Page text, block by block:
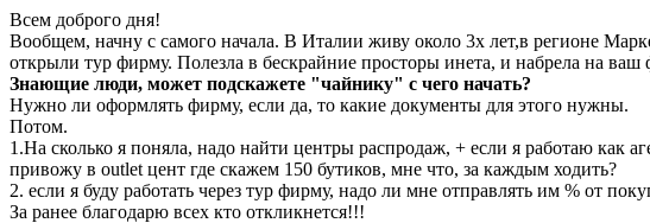
Всем доброго дня!
Вообщем, начну с самого начала. В Италии живу около 3х лет,в регионе
открыли тур фирму. Полезла в бескрайние просторы инета, и набрела на ваш
Знающие люди, может подскажете "чайнику" с чего начать?
Нужно ли оформлять фирму, если да, то какие документы для этого нужны.
Потом.
1.На сколько я поняла, надо найти центры распродаж, + если я работаю как
привожу в outlet цент где скажем 150 бутиков, мне что, за каждым ходить?
2. если я буду работать через тур фирму, надо ли мне отправлять им % от
За ранее благодарю всех кто откликнется!!!